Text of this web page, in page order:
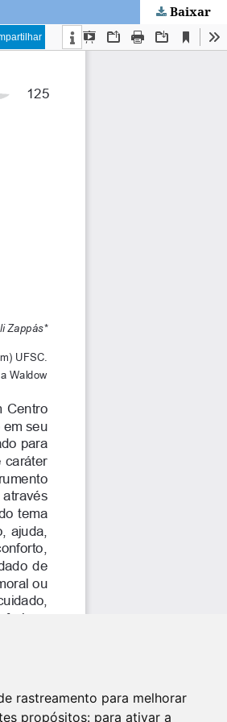
rastreamento para melhorar
propósitos: para ativar a
Baixar